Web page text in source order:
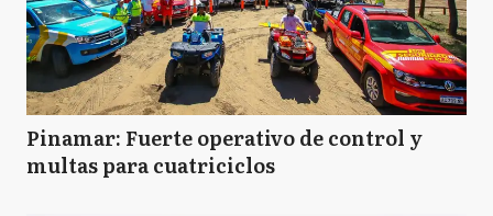
Pinamar: Fuerte operativo de control y
multas para cuatriciclos